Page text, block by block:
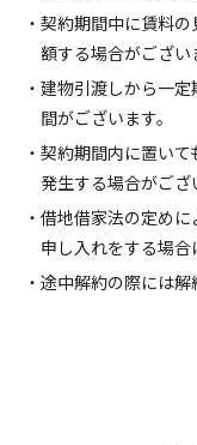
・契約期間中に賃料
額する場合がござい
・建物引渡しから一
間がございます。
・契約期間内に置い
発生する場合がござ
・借地借家法の定め
申し入れをする場合
・途中解約の際には解